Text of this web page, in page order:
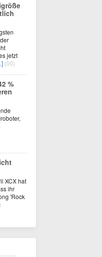
jetzt
(00)
%
XCX hat
ihr
'Rock